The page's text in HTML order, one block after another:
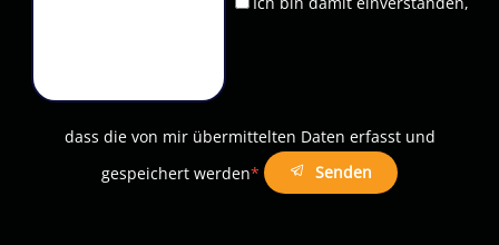
dass die von mir übermittelten Daten erfasst und
gespeichert werden* Senden